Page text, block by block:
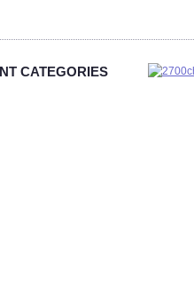
CATEGORIES